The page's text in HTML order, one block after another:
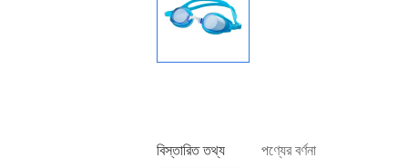
বিস্তারিত তথ্য পণ্যের বর্ণনা